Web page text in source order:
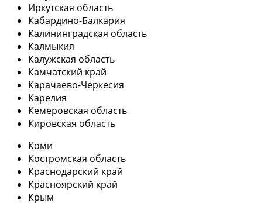
Иркутская область
Кабардино-Балкария
Калининградская область
Калмыкия
Калужская область
Камчатский край
Карачаево-Черкесия
Карелия
Кемеровская область
Кировская область
Коми
Костромская область
Краснодарский край
Красноярский край
Крым